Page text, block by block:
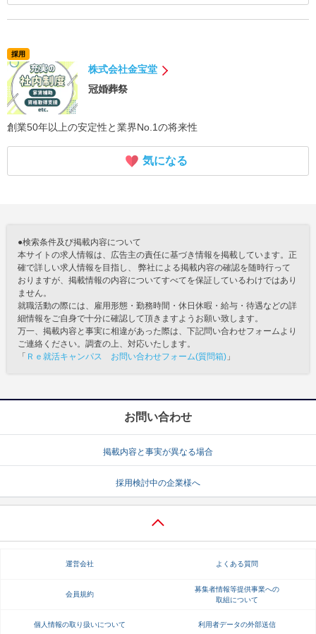
採用
株式会社金宝堂
冠婚葬祭
創業50年以上の安定性と業界No.1の将来性
気になる
●検索条件及び掲載内容について
本サイトの求人情報は、広告主の責任に基づき情報を掲載しています。正
確で詳しい求人情報を目指し、 弊社による掲載内容の確認を随時行って
おりますが、掲載情報の内容についてすべてを保証しているわけではあり
ません。
就職活動の際には、雇用形態・勤務時間・休日休暇・給与・待遇などの詳
細情報をご自身で十分に確認して頂きますようお願い致します。
万一、掲載内容と事実に相違があった際は、下記問い合わせフォームより
ご連絡ください。調査の上、対応いたします。
「 Ｒｅ就活キャンパス お問い合わせフォーム(質問箱) 」
お問い合わせ
掲載内容と事実が異なる場合
採用検討中の企業様へ
運営会社 よくある質問
会員規約
募集者情報等提供事業への
取組について
個人情報の取り扱いについて 利用者データの外部送信